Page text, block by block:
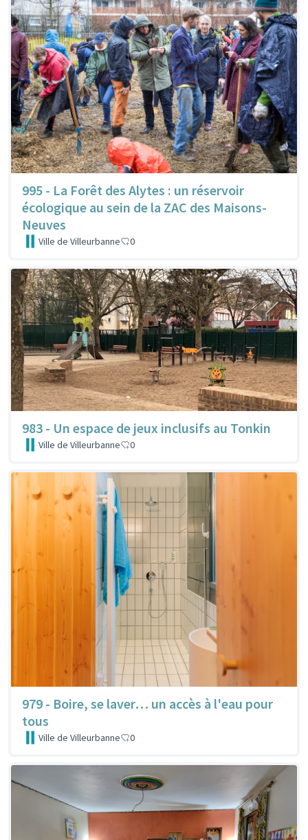
995 - La Forêt des Alytes : un réservoir
écologique au sein de la ZAC des Maisons-
Neuves
Ville de Villeurbanne 0
983 - Un espace de jeux inclusifs au Tonkin
Ville de Villeurbanne 0
979 - Boire, se laver… un accès à l'eau pour
tous
Ville de Villeurbanne 0